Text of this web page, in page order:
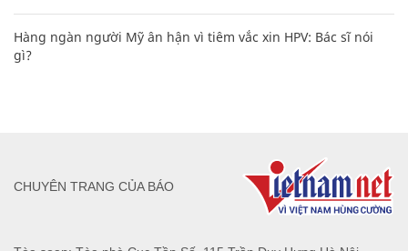
Hàng ngàn người Mỹ ân hận vì tiêm vắc xin HPV: Bác sĩ nói
gì?
CHUYÊN TRANG CỦA BÁO